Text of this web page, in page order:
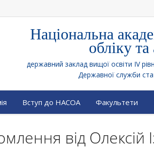
Національна
обліку
державний заклад вищої освіти IV
Державної служби
Вступ до НАСОА Факультети
від Олексій